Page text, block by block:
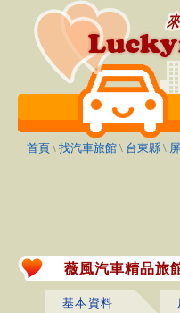
首頁 \ 找汽車旅館 \ 台東縣 \
薇風汽車精品旅
基本資料